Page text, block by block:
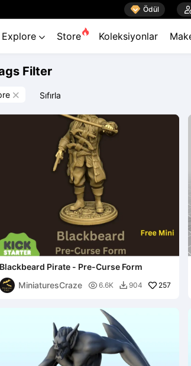
 Ödül
Explore  Store Koleksiyonlar
Filter
 Sıfırla
Blackbeard Pirate - Pre-Curse Form
MiniaturesCraze
 6.6K  904 257